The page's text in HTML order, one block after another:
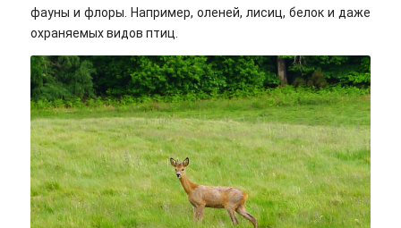
фауны и флоры. Например, оленей, лисиц, белок и даже
охраняемых видов птиц.